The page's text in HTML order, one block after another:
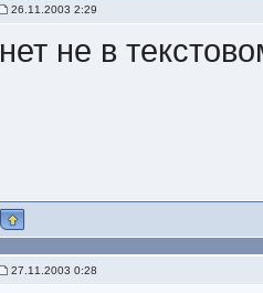
26.11.2003 2:29
нет не в
27.11.2003 0:28